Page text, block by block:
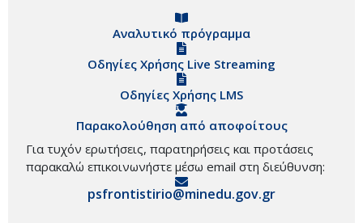
Αναλυτικό πρόγραμμα
Οδηγίες Χρήσης Live Streaming
Οδηγίες Χρήσης LMS
Παρακολούθηση από αποφοίτους
Για τυχόν ερωτήσεις, παρατηρήσεις και προτάσεις
παρακαλώ επικοινωνήστε μέσω email στη διεύθυνση:
psfrontistirio@minedu.gov.gr